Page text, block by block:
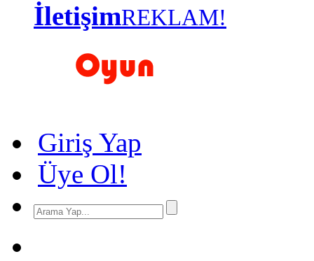
İletişimREKLAM!
Giriş Yap
Üye Ol!